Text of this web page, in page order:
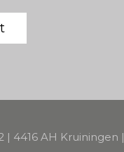
| 4416 AH Kruiningen |